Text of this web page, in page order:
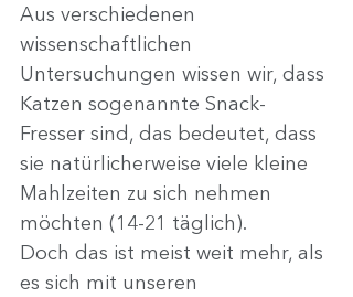
Aus verschiedenen
wissenschaftlichen
Untersuchungen wissen wir, dass
Katzen sogenannte Snack-
Fresser sind, das bedeutet, dass
sie natürlicherweise viele kleine
Mahlzeiten zu sich nehmen
möchten (14-21 täglich).
Doch das ist meist weit mehr, als
es sich mit unseren